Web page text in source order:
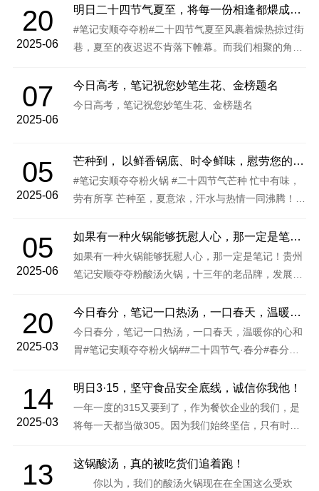
原毛辣果经十二月发
20
2025-06
明日二十四节气夏至，将每一份相逢都煨成了永恒
#笔记安顺夺夺粉#二十四节气夏至风裹着燥热掠过街
巷，夏至的夜迟迟不肯落下帷幕。而我们相聚的角
永恒。
07
2025-06
今日高考，笔记祝您妙笔生花、金榜题名
今日高考，笔记祝您妙笔生花、金榜题名
05
2025-06
芒种到， 以鲜香锅底、时令鲜味，慰劳您的勤劳脾胃
#笔记安顺夺夺粉火锅 #二十四节气芒种 忙中有味，
劳有所享 芒种至，夏意浓，汗水与热情一同沸腾！
劳您的勤劳脾胃。
05
2025-06
如果有一种火锅能够抚慰人心，那一定是笔记！
如果有一种火锅能够抚慰人心，那一定是笔记！贵州
笔记安顺夺夺粉酸汤火锅，十三年的老品牌，发展到
200多家，是大家都喜爱
20
2025-03
今日春分，笔记一口热汤，一口春天，温暖你的心和胃
今日春分，笔记一口热汤，一口春天，温暖你的心和
胃#笔记安顺夺夺粉火锅##二十四节气·春分#春分时
口春天，温暖你的心
14
2025-03
明日3·15，坚守食品安全底线，诚信你我他！
一年一度的315又要到了，作为餐饮企业的我们，是
将每一天都当做305。因为我们始终坚信，只有时刻
能更
13 这锅酸汤，真的被吃货们追着跑！
你以为，我们的酸汤火锅现在在全国这么受欢